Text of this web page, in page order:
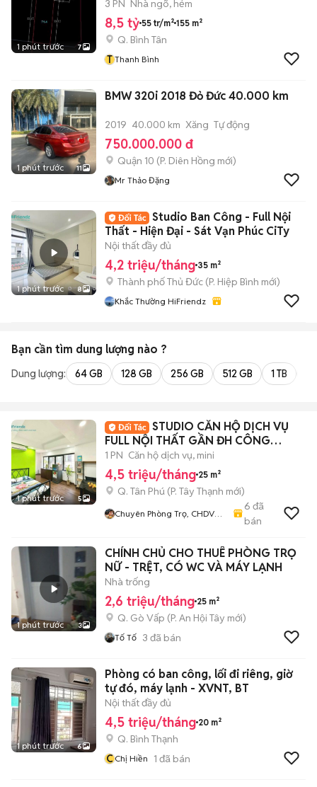
1 phút trước 7
3 PN Nhà ngõ, hẻm
8,5 tỷ 55 tr/m² 155 m²
Q. Bình Tân
T Thanh Bình
1 phút trước 11
BMW 320i 2018 Đỏ Đức 40.000 km
2019 40.000 km Xăng Tự động
750.000.000 đ
Quận 10 (P. Diên Hồng mới)
Mr Thảo Đặng
1 phút trước 8
Studio Ban Công - Full Nội
Thất - Hiện Đại - Sát Vạn Phúc CiTy
Nội thất đầy đủ
4,2 triệu/tháng 35 m²
Thành phố Thủ Đức (P. Hiệp Bình mới)
Khắc Thường HiFriendz
Bạn cần tìm dung lượng nào ?
Dung lượng: 64 GB 128 GB 256 GB 512 GB 1 TB
1 phút trước 5
STUDIO CĂN HỘ DỊCH VỤ
FULL NỘI THẤT GẦN ĐH CÔNG
THƯƠNG, AEON MALL TP
1 PN Căn hộ dịch vụ, mini
4,5 triệu/tháng 25 m²
Q. Tân Phú (P. Tây Thạnh mới)
Chuyên Phòng Trọ, CHDV
6 đã
bán
1 phút trước 3
CHÍNH CHỦ CHO THUÊ PHÒNG TRỌ
NỮ - TRỆT, CÓ WC VÀ MÁY LẠNH
Nhà trống
2,6 triệu/tháng 25 m²
Q. Gò Vấp (P. An Hội Tây mới)
Tố Tố 3 đã bán
1 phút trước 6
Phòng có ban công, lối đi riêng, giờ
tự đó, máy lạnh - XVNT, BT
Nội thất đầy đủ
4,5 triệu/tháng 20 m²
Q. Bình Thạnh
CChị Hiền 1 đã bán